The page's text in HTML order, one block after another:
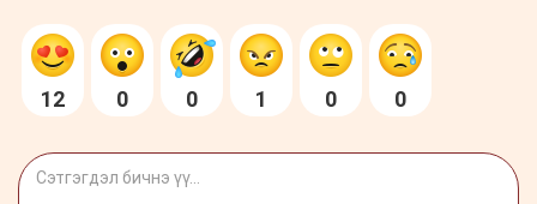
12 0 0 1 0 0